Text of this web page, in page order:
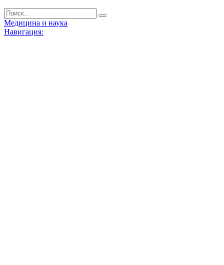
Медицина и наука
Навигация: